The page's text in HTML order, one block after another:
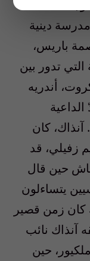
هذا
دينية
باريس،
تدور بين
أندريه
كان
زفيلي، قد
حين قال
يتساءلون
كان زمن قصير
آنذاك نائب
حين